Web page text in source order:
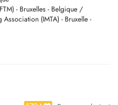
orthopédique
orthopédique pour l'UNEX
- Bruxelles - Belgique /
(IMTA) - Bruxelle -